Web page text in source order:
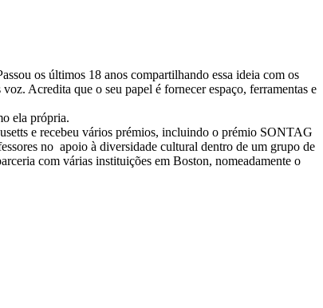
os últimos 18 anos compartilhando essa ideia com os
Acredita que o seu papel é fornecer espaço, ferramentas e
ela própria.
e recebeu vários prémios, incluindo o prémio SONTAG
no apoio à diversidade cultural dentro de um grupo de
com várias instituições em Boston, nomeadamente o